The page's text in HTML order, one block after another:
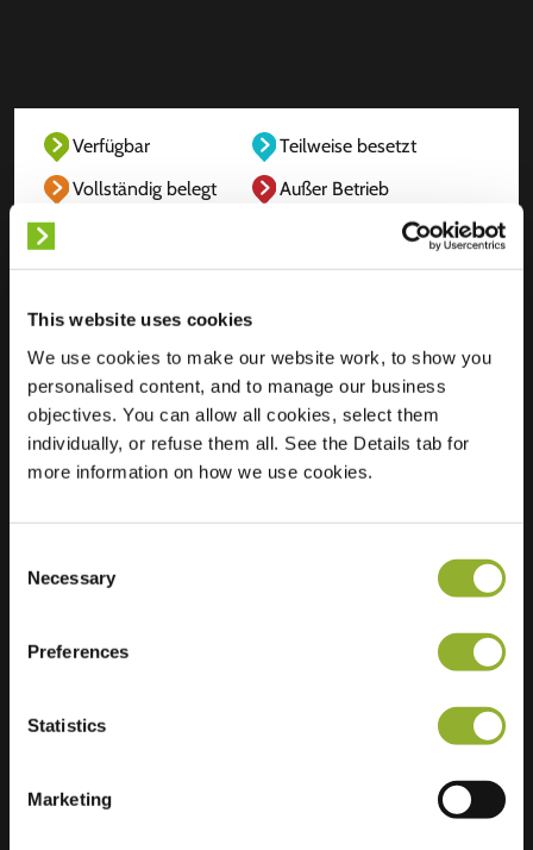
This website uses cookies
We use cookies to make our website work, to show you
personalised content, and to manage our business
objectives. You can allow all cookies, select them
individually, or refuse them all. See the Details tab for
more information on how we use cookies.
Selection
Necessary
Preferences
Statistics
Marketing
Verfügbar
Teilweise besetzt
Vollständig belegt
Außer Betrieb
Standort
Kattevennen 12
3600 Genk
Belgien